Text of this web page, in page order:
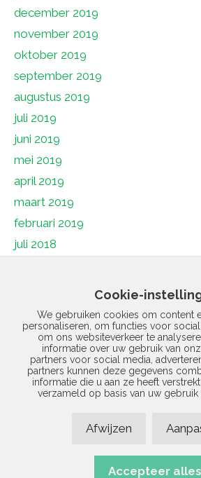
december 2019
november 2019
oktober 2019
september 2019
augustus 2019
juli 2019
juni 2019
mei 2019
april 2019
maart 2019
februari 2019
juli 2018
april 2018
maart 2018
februari 2018
januari 2018
december 2017
Cookie-
We gebruiken cookies om content
personaliseren, om functies voor
om ons websiteverkeer te
informatie over uw gebruik van
partners voor social media,
partners kunnen deze gegevens
informatie die u aan ze heeft
verzameld op basis van uw gebruik
Afwijzen
Accepteer alles